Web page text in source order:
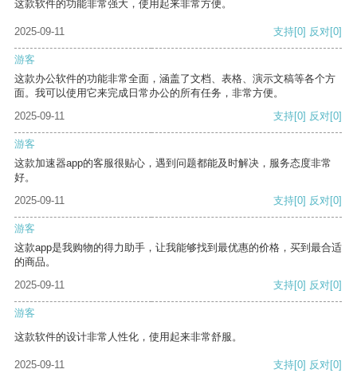
这款软件的功能非常强大，使用起来非常方便。
2025-09-11 支持[0] 反对[0]
游客
这款办公软件的功能非常全面，涵盖了文档、表格、演示文稿等各个方
面。我可以使用它来完成日常办公的所有任务，非常方便。
2025-09-11
支持[0] 反对[0]
游客
这款加速器app的客服很贴心，遇到问题都能及时解决，服务态度非常
好。
2025-09-11
支持[0] 反对[0]
游客
这款app是我购物的得力助手，让我能够找到最优惠的价格，买到最合适
的商品。
2025-09-11
支持[0] 反对[0]
游客
这款软件的设计非常人性化，使用起来非常舒服。
2025-09-11 支持[0] 反对[0]